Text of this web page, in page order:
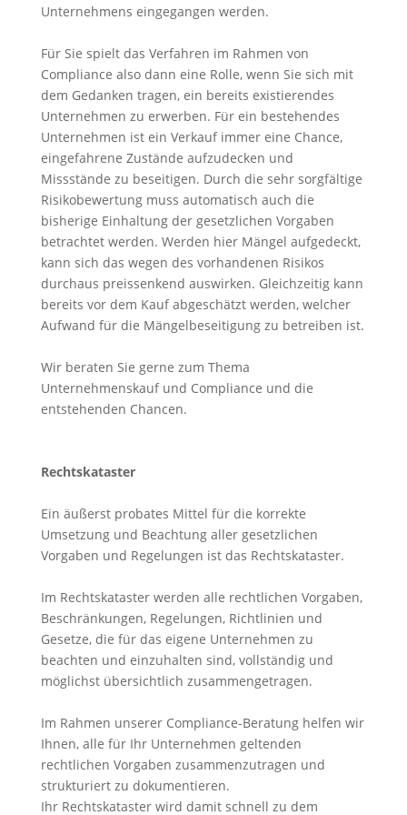
Unternehmens eingegangen werden.
Für Sie spielt das Verfahren im Rahmen von
Compliance also dann eine Rolle, wenn Sie sich mit
dem Gedanken tragen, ein bereits existierendes
Unternehmen zu erwerben. Für ein bestehendes
Unternehmen ist ein Verkauf immer eine Chance,
eingefahrene Zustände aufzudecken und
Missstände zu beseitigen. Durch die sehr sorgfältige
Risikobewertung muss automatisch auch die
bisherige Einhaltung der gesetzlichen Vorgaben
betrachtet werden. Werden hier Mängel aufgedeckt,
kann sich das wegen des vorhandenen Risikos
durchaus preissenkend auswirken. Gleichzeitig kann
bereits vor dem Kauf abgeschätzt werden, welcher
Aufwand für die Mängelbeseitigung zu betreiben ist.
Wir beraten Sie gerne zum Thema
Unternehmenskauf und Compliance und die
entstehenden Chancen.
Rechtskataster
Ein äußerst probates Mittel für die korrekte
Umsetzung und Beachtung aller gesetzlichen
Vorgaben und Regelungen ist das Rechtskataster.
Im Rechtskataster werden alle rechtlichen Vorgaben,
Beschränkungen, Regelungen, Richtlinien und
Gesetze, die für das eigene Unternehmen zu
beachten und einzuhalten sind, vollständig und
möglichst übersichtlich zusammengetragen.
Im Rahmen unserer Compliance-Beratung helfen wir
Ihnen, alle für Ihr Unternehmen geltenden
rechtlichen Vorgaben zusammenzutragen und
strukturiert zu dokumentieren.
Ihr Rechtskataster wird damit schnell zu dem